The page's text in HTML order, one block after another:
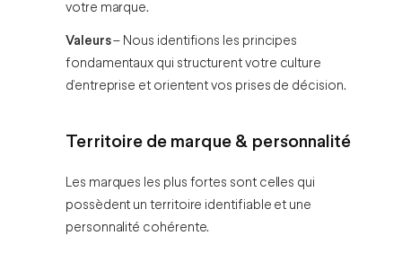
votre marque.
Valeurs– Nous identifions les principes
fondamentaux qui structurent votre culture
d’entreprise et orientent vos prises de décision.
Territoire de marque & personnalité
Les marques les plus fortes sont celles qui
possèdent un territoire identifiable et une
personnalité cohérente.